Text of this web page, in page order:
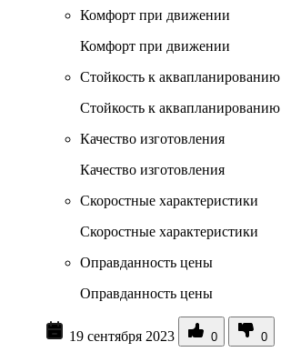
Комфорт при движении
Комфорт при движении
Стойкость к аквапланированию
Стойкость к аквапланированию
Качество изготовления
Качество изготовления
Скоростные характеристики
Скоростные характеристики
Оправданность цены
Оправданность цены
19 сентября 2023 0 0